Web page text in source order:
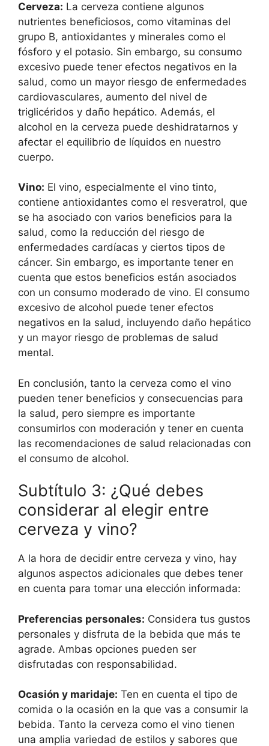
Cerveza: La cerveza contiene algunos
nutrientes beneficiosos, como vitaminas del
grupo B, antioxidantes y minerales como el
fósforo y el potasio. Sin embargo, su consumo
excesivo puede tener efectos negativos en la
salud, como un mayor riesgo de enfermedades
cardiovasculares, aumento del nivel de
triglicéridos y daño hepático. Además, el
alcohol en la cerveza puede deshidratarnos y
afectar el equilibrio de líquidos en nuestro
cuerpo.
Vino: El vino, especialmente el vino tinto,
contiene antioxidantes como el resveratrol, que
se ha asociado con varios beneficios para la
salud, como la reducción del riesgo de
enfermedades cardíacas y ciertos tipos de
cáncer. Sin embargo, es importante tener en
cuenta que estos beneficios están asociados
con un consumo moderado de vino. El consumo
excesivo de alcohol puede tener efectos
negativos en la salud, incluyendo daño hepático
y un mayor riesgo de problemas de salud
mental.
En conclusión, tanto la cerveza como el vino
pueden tener beneficios y consecuencias para
la salud, pero siempre es importante
consumirlos con moderación y tener en cuenta
las recomendaciones de salud relacionadas con
el consumo de alcohol.
Subtítulo 3: ¿Qué debes
considerar al elegir entre
cerveza y vino?
A la hora de decidir entre cerveza y vino, hay
algunos aspectos adicionales que debes tener
en cuenta para tomar una elección informada:
Preferencias personales: Considera tus gustos
personales y disfruta de la bebida que más te
agrade. Ambas opciones pueden ser
disfrutadas con responsabilidad.
Ocasión y maridaje: Ten en cuenta el tipo de
comida o la ocasión en la que vas a consumir la
bebida. Tanto la cerveza como el vino tienen
una amplia variedad de estilos y sabores que